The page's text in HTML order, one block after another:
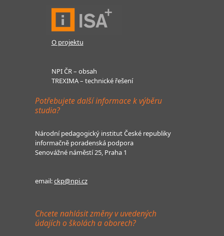
O projektu
NPI ČR – obsah
TREXIMA – technické řešení
Potřebujete další informace k výběru
studia?
Národní pedagogický institut České republiky
informačně poradenská podpora
Senovážné náměstí 25, Praha 1
email:ckp@npi.cz
Chcete nahlásit změny v uvedených
údajích o školách a oborech?